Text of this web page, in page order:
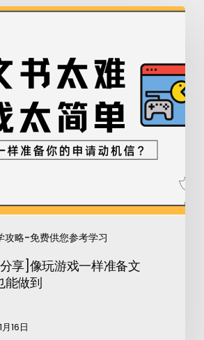
攻略-免费供您参考学习
享]像玩游戏一样准备文
能做到
16日